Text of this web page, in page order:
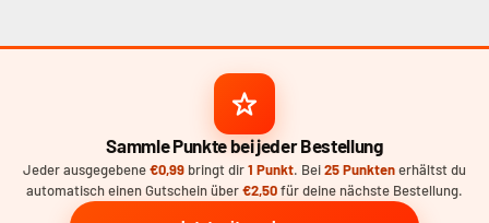
hochwertigem Nylon, einem Material, das für seine Stärke,
Atmungsaktivität und sein geringes Gewicht bekannt ist. Nylon
eignet sich hervorragend für den täglichen Gebrauch, da es
widerstandsfähig gegen Abnutzung ist, schnell trocknet und
sich angenehm auf der Haut anfühlt. Wählen Sie aus
verschiedenen Designs, darunter das eleganteschwarze
Sammle Punkte bei jeder Bestellung
Jeder ausgegebene€0,99 bringt dir1 Punkt. Bei25 Punktenerhältst du
automatisch einen Gutschein über€2,50für deine nächste Bestellung.